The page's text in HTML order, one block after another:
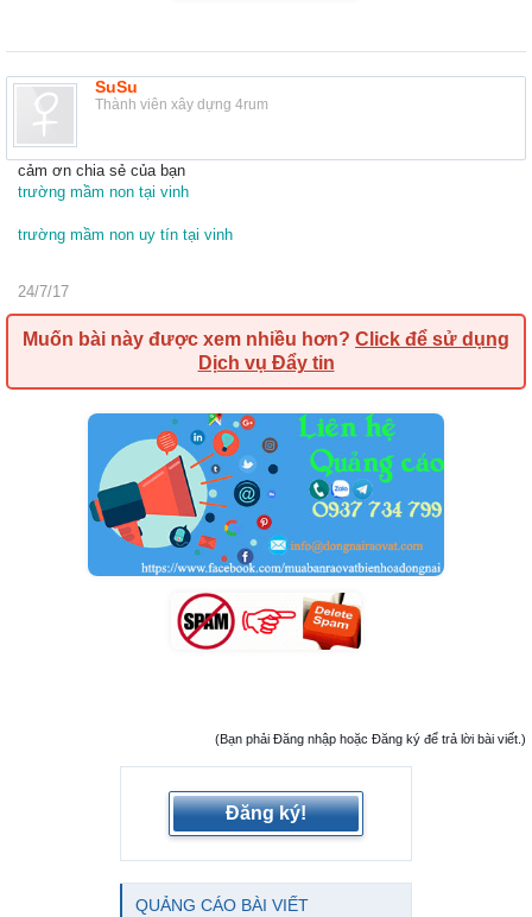
SuSu
Thành viên xây dựng 4rum
cảm ơn chia sẻ của bạn
trường mầm non tại vinh
trường mầm non uy tín tại vinh
24/7/17
Muốn bài này được xem nhiều hơn? Click để sử dụng
Dịch vụ Đẩy tin
(Bạn phải Đăng nhập hoặc Đăng ký để trả lời bài viết.)
Đăng ký!
QUẢNG CÁO BÀI VIẾT